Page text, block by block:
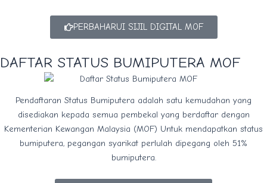
PERBAHARUI SIJIL DIGITAL MOF
DAFTAR STATUS BUMIPUTERA MOF
Pendaftaran Status Bumiputera adalah satu kemudahan yang
disediakan kepada semua pembekal yang berdaftar dengan
Kementerian Kewangan Malaysia (MOF) Untuk mendapatkan status
bumiputera, pegangan syarikat perlulah dipegang oleh 51%
bumiputera.